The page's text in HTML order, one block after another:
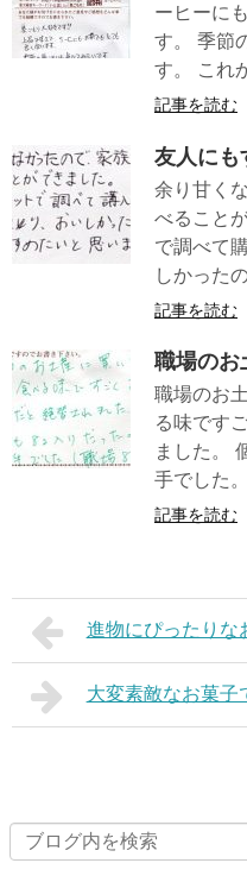
ーヒーに
す。 季節
す。 これ
記事を読む
友人にも
余り甘く
べること
で調べて
しかった
記事を読む
職場のお
職場のお
る味です
ました。
手でした
記事を読む
進物にぴったりな
大変素敵なお菓子